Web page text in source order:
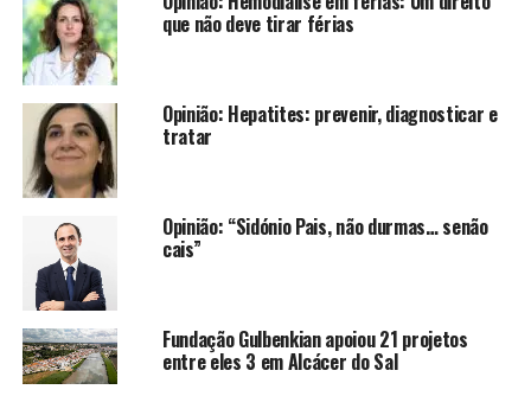
que não deve tirar férias
Opinião: Hepatites: prevenir, diagnosticar e
tratar
Opinião: “Sidónio Pais, não durmas… senão
cais”
Fundação Gulbenkian apoiou 21 projetos
entre eles 3 em Alcácer do Sal